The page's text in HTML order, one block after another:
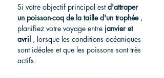
Si votre objectif principal est d'attraper
un poisson-coq de la taille d'un trophée ,
planifiez votre voyage entre janvier et
avril , lorsque les conditions océaniques
sont idéales et que les poissons sont très
actifs.